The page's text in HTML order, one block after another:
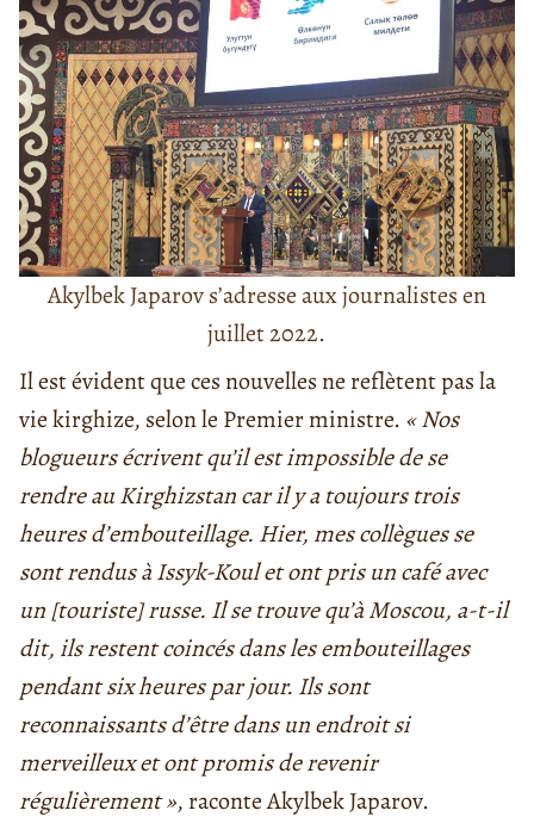
Akylbek Japarov s’adresse aux journalistes en
juillet 2022.
Il est évident que ces nouvelles ne reflètent pas la
vie kirghize, selon le Premier ministre. « Nos
blogueurs écrivent qu’il est impossible de se
rendre au Kirghizstan car il y a toujours trois
heures d’embouteillage. Hier, mes collègues se
sont rendus à Issyk-Koul et ont pris un café avec
un [touriste] russe. Il se trouve qu’à Moscou, a-t-il
dit, ils restent coincés dans les embouteillages
pendant six heures par jour. Ils sont
reconnaissants d’être dans un endroit si
merveilleux et ont promis de revenir
régulièrement », raconte Akylbek Japarov.